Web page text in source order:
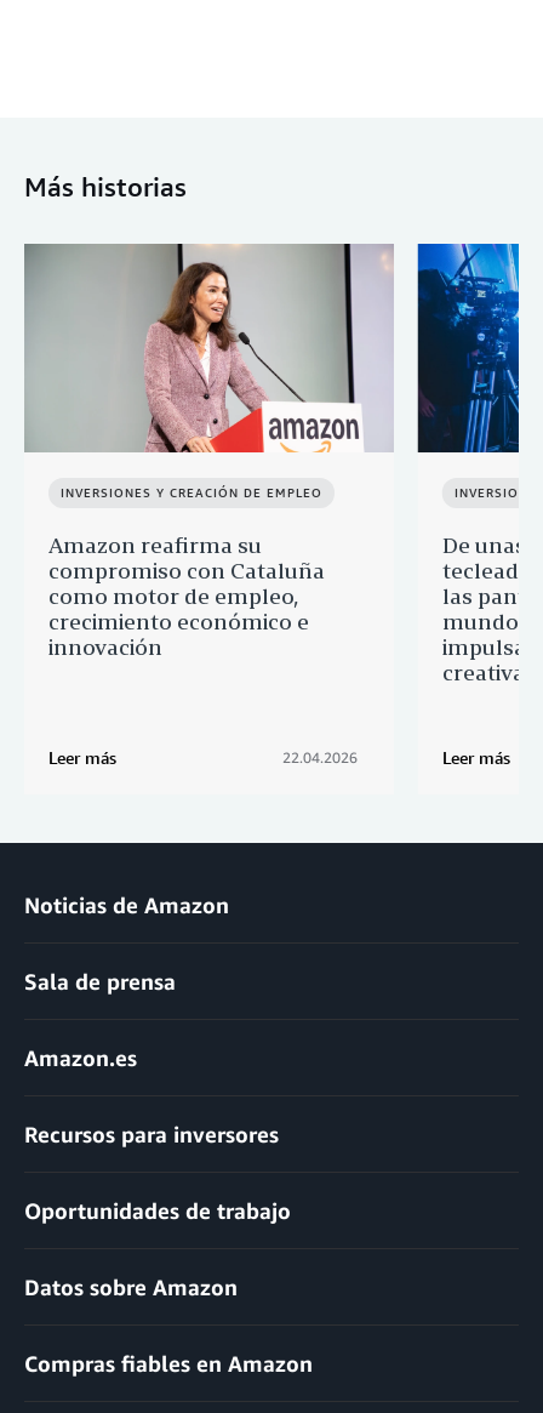
Más historias
INVERSIONES Y CREACIÓN DE EMPLEO
Amazon reafirma su
compromiso con Cataluña
como motor de empleo,
crecimiento económico e
innovación
Leer más 22.04.2026
De unas
las
mundo:
impulsa
creativas
Leer más
Noticias de Amazon
Sala de prensa
Amazon.es
Recursos para inversores
Oportunidades de trabajo
Datos sobre Amazon
Compras fiables en Amazon